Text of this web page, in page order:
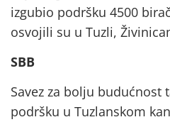
izgubio podršku 4500
osvojili su u Tuzli,
SBB
Savez za bolju budućnost
podršku u Tuzlanskom